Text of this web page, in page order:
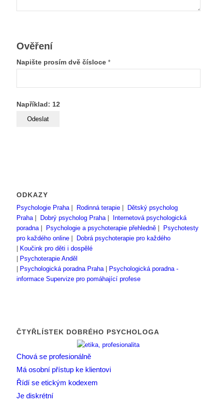
Ověření
Napište prosím dvě čísloce *
Například: 12
ODKAZY
Psychologie Praha| Rodinná terapie|
Dětský psycholog
Praha| Dobrý psycholog Praha|
Internetová psychologická
poradna| Psychologie a psychoterapie přehledně|
Psychotesty
pro každého online|
Dobrá psychoterapie pro každého
Koučink pro děti i dospělé
Psychoterapie Anděl
Psychologická poradna Praha|
Psychologická poradna -
informace Supervize pro pomáhající profese
ČTYŘLÍSTEK DOBRÉHO PSYCHOLOGA
Chová se profesionálně
Má osobní přístup ke klientovi
Řídí se etickým kodexem
Je diskrétní